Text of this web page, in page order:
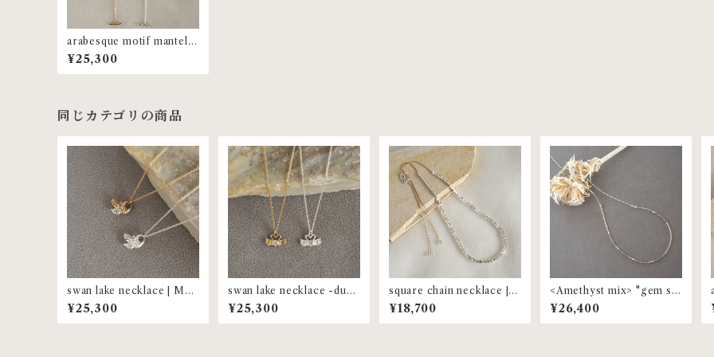
arabesque motif mantel la
riat | MNL-74
¥25,300
同じカテゴリの商品
swan lake necklace | MN
L-79
¥25,300
swan lake necklace -duo |
MNL-80
¥25,300
square chain necklace |
MNL-76
¥18,700
<Amethyst mix> "gem st
one" beaded choker | M
NL-61
¥26,400